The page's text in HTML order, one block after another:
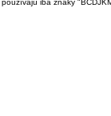
iba znaky